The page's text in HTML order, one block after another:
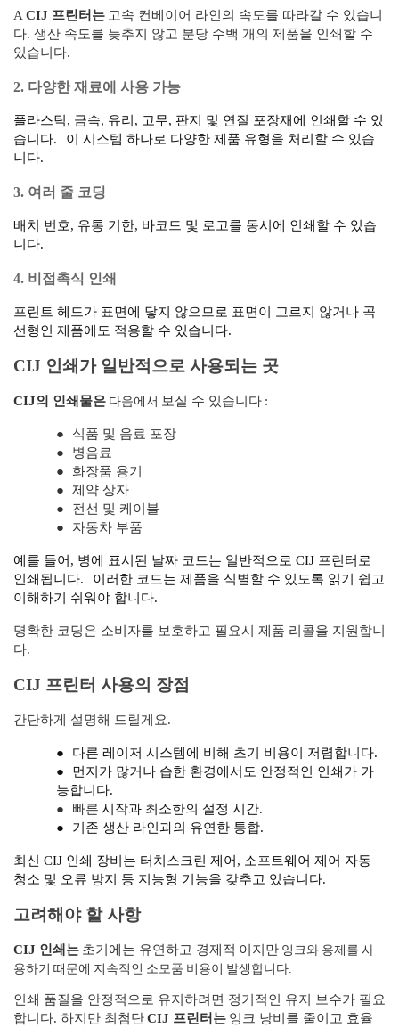
ACIJ 프린터는 고속 컨베이어 라인의 속도를 따라갈 수 있습니
다. 생산 속도를 늦추지 않고 분당 수백 개의 제품을 인쇄할 수
있습니다.
2. 다양한 재료에 사용 가능
플라스틱, 금속, 유리, 고무, 판지 및 연질 포장재에 인쇄할 수 있
습니다.
이 시스템 하나로 다양한 제품 유형을 처리할 수 있습
니다.
3. 여러 줄 코딩
배치 번호, 유통 기한, 바코드 및 로고를 동시에 인쇄할 수 있습
니다.
4. 비접촉식 인쇄
프린트 헤드가 표면에 닿지 않으므로 표면이 고르지 않거나 곡
선형인 제품에도 적용할 수 있습니다.
CIJ 인쇄가 일반적으로 사용되는 곳
CIJ의 인쇄물은 다음에서 보실 수 있습니다 :
●
식품 및 음료 포장
●
병음료
●
화장품 용기
●
제약 상자
●
전선 및 케이블
●
자동차 부품
예를 들어, 병에 표시된 날짜 코드는 일반적으로 CIJ 프린터로
인쇄됩니다.
이러한 코드는 제품을 식별할 수 있도록 읽기 쉽고
이해하기 쉬워야 합니다.
명확한 코딩은 소비자를 보호하고 필요시 제품 리콜을 지원합니
다.
CIJ 프린터 사용의 장점
간단하게 설명해 드릴게요.
●
다른 레이저 시스템에 비해 초기 비용이 저렴합니다.
●
먼지가 많거나 습한 환경에서도 안정적인 인쇄가 가
능합니다.
●
빠른 시작과 최소한의 설정 시간.
●
기존 생산 라인과의 유연한 통합.
최신 CIJ 인쇄 장비는 터치스크린 제어, 소프트웨어 제어 자동
청소 및 오류 방지 등 지능형 기능을 갖추고 있습니다.
고려해야 할 사항
CIJ 인쇄는 초기에는 유연하고 경제적 이지만 잉크와 용제를 사
용하기 때문에 지속적인 소모품 비용이 발생합니다.
인쇄 품질을 안정적으로 유지하려면 정기적인 유지 보수가 필요
합니다. 하지만 최첨단CIJ 프린터는 잉크 낭비를 줄이고 효율